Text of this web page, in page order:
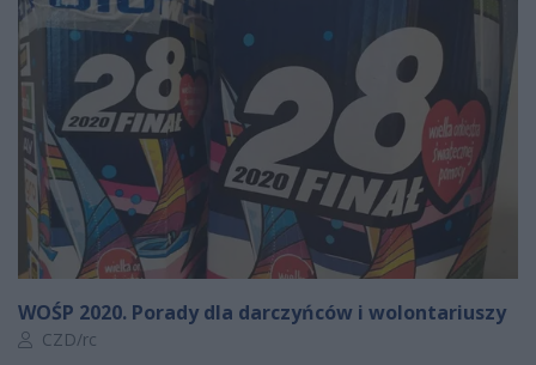
WOŚP 2020. Porady dla darczyńców i wolontariuszy
Autor artykułu:
CZD/rc